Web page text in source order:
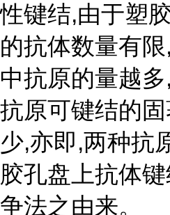
性键结,由于塑
的抗体数量有
中抗原的量越
抗原可键结的
少,亦即,两种抗
胶孔盘上抗体
争法之由来。